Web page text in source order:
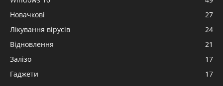
Новачкові
27
Лікування вірусів
24
Відновлення
21
Залізо
17
Гаджети
17